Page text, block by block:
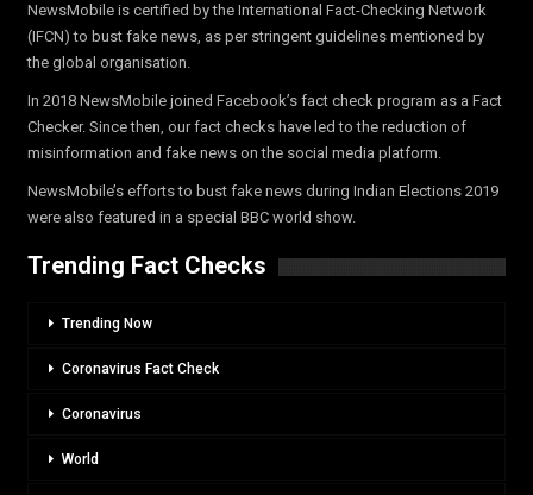
NewsMobile is certified by the International Fact-Checking Network
(IFCN) to bust fake news, as per stringent guidelines mentioned by
the global organisation.
In 2018 NewsMobile joined Facebook’s fact check program as a Fact
Checker. Since then, our fact checks have led to the reduction of
misinformation and fake news on the social media platform.
NewsMobile’s efforts to bust fake news during Indian Elections 2019
were also featured in a special BBC world show.
Trending Fact Checks
Trending Now
Coronavirus Fact Check
Coronavirus
World